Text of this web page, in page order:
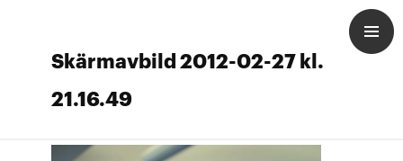
Skärmavbild 2012-02-27 kl.
21.16.49